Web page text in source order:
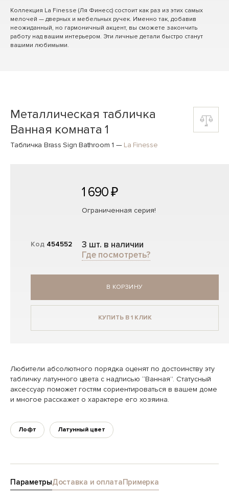
Коллекция La Finesse (Ля Финесс) состоит как раз из этих самых
мелочей — дверных и мебельных ручек. Именно так, добавив
неожиданный, но гармоничный акцент, вы сможете закончить
работу над вашим интерьером. Эти личные детали быстро станут
вашими любимыми.
Металлическая табличка
Ванная комната 1
Табличка Brass Sign Bathroom 1 — La Finesse
Код 454552
1 690 ₽
Ограниченная серия!
3 шт. в наличии
Где посмотреть?
В КОРЗИНУ
КУПИТЬ В 1 КЛИК
Любители абсолютного порядка оценят по достоинству эту
табличку латунного цвета с надписью “Ванная”. Статусный
аксессуар поможет гостям сориентироваться в вашем доме
и многое расскажет о характере его хозяина.
Лофт Латунный цвет
ПараметрыДоставка и оплатаПримерка